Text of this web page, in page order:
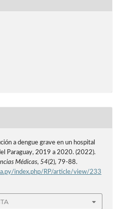
a dengue grave en un hospital
Paraguay, 2019 a 2020. (2022).
Médicas, 54(2), 79-88.
index.php/RP/article/view/233